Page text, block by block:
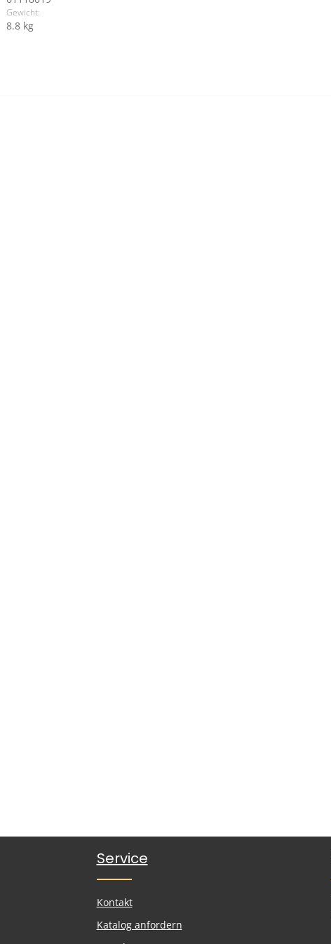
Gewicht:
8.8 kg
Service
Kontakt
Katalog anfordern